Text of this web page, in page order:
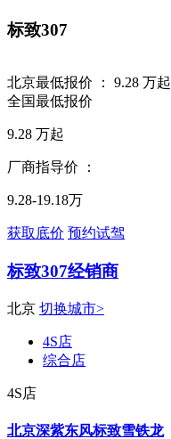
标致307
北京最低报价 ： 9.28 万起
全国最低报价
9.28 万起
厂商指导价 ：
9.28-19.18万
获取底价 预约试驾
标致307经销商
北京 切换城市>
4S店
综合店
4S店
北京深紫东风标致雪铁龙